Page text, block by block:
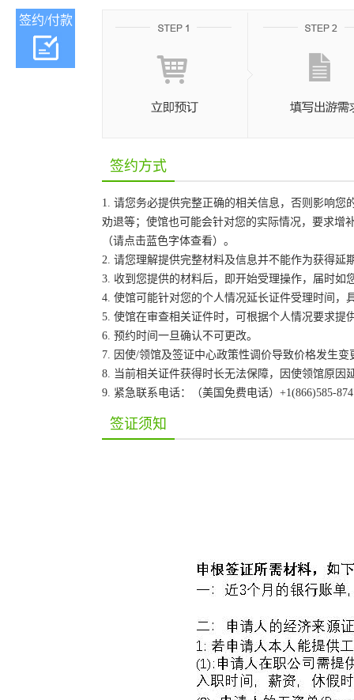
签约/付款
签约方式
1. 请您务必提供完整正确的相关信息，否则影响
劝退等；使馆也可能会针对您的实际情况，要求增
（请点击蓝色字体查看）。
2. 请您理解提供完整材料及信息并不能作为获得延
3. 收到您提供的材料后，即开始受理操作，届时如
4. 使馆可能针对您的个人情况延长证件受理时间
5. 使馆在审查相关证件时，可根据个人情况要求
6. 预约时间一旦确认不可更改。
7. 因使/领馆及签证中心政策性调价导致价格发生
8. 当前相关证件获得时长无法保障，因使领馆原因
9. 紧急联系电话：（美国免费电话）+1(866)585-
签证须知